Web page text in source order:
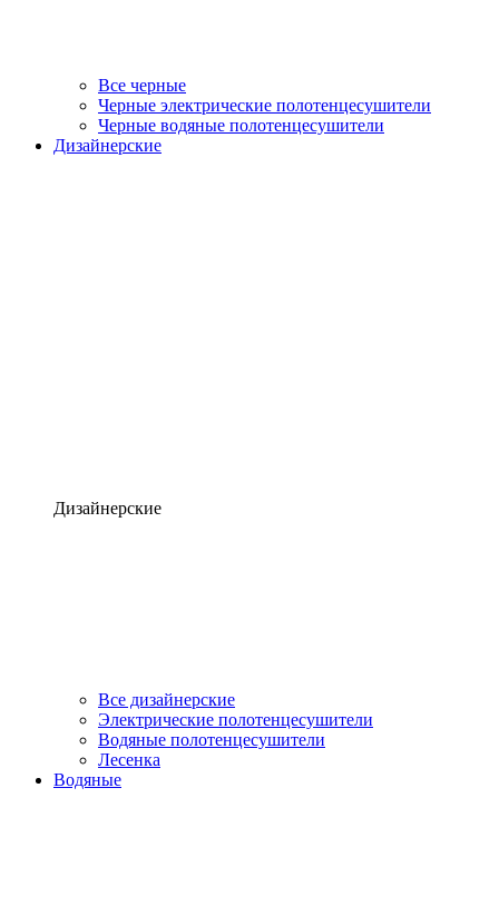
Все черные
Черные электрические полотенцесушители
Черные водяные полотенцесушители
Дизайнерские
Дизайнерские
Все дизайнерские
Электрические полотенцесушители
Водяные полотенцесушители
Лесенка
Водяные